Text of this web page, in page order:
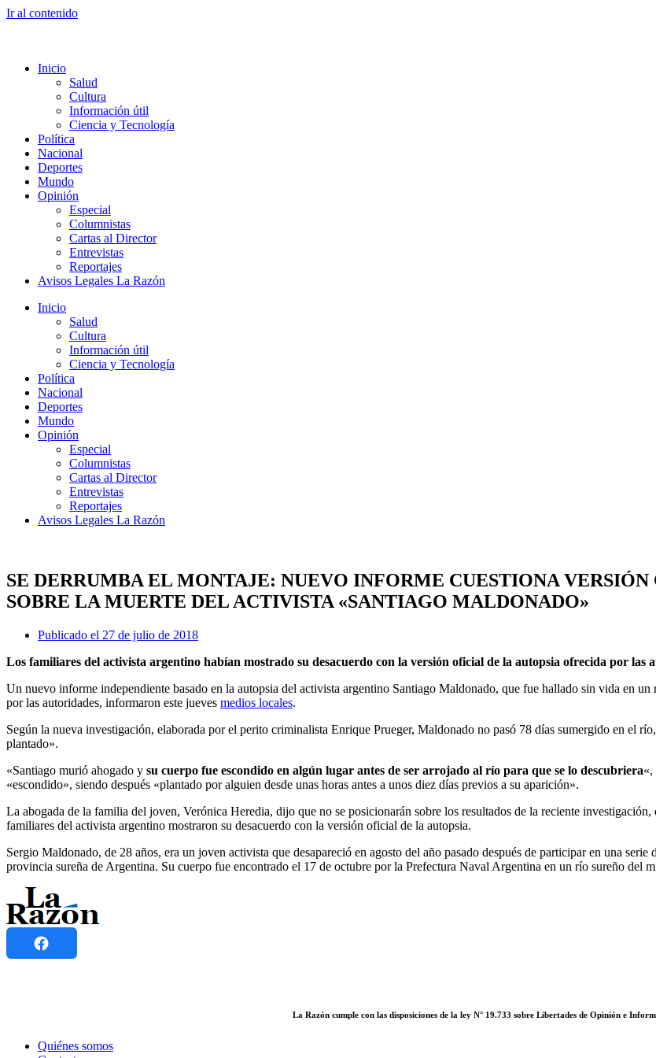
Ir al contenido
Inicio
Salud
Cultura
Información útil
Ciencia y Tecnología
Política
Nacional
Deportes
Mundo
Opinión
Especial
Columnistas
Cartas al Director
Entrevistas
Reportajes
Avisos Legales La Razón
Inicio
Salud
Cultura
Información útil
Ciencia y Tecnología
Política
Nacional
Deportes
Mundo
Opinión
Especial
Columnistas
Cartas al Director
Entrevistas
Reportajes
Avisos Legales La Razón
SE DERRUMBA EL MONTAJE: NUEVO INFORME CUESTIONA
SOBRE LA MUERTE DEL ACTIVISTA «SANTIAGO MALDONADO»
Publicado el 27 de julio de 2018
Los familiares del activista argentino habían mostrado su desacuerdo con la versión oficial de la autopsia ofrecida por las
Un nuevo informe independiente basado en la autopsia del activista argentino Santiago Maldonado, que fue hallado sin vida en
por las autoridades, informaron este jueves medios locales.
Según la nueva investigación, elaborada por el perito criminalista Enrique Prueger, Maldonado no pasó 78 días sumergido en el
plantado».
«Santiago murió ahogado y su cuerpo fue escondido en algún lugar antes de ser arrojado al río para que se lo descubriera«,
«escondido», siendo después «plantado por alguien desde unas horas antes a unos diez días previos a su aparición».
La abogada de la familia del joven, Verónica Heredia, dijo que no se posicionarán sobre los resultados de la reciente
familiares del activista argentino mostraron su desacuerdo con la versión oficial de la autopsia.
Sergio Maldonado, de 28 años, era un joven activista que desapareció en agosto del año pasado después de participar en una
provincia sureña de Argentina. Su cuerpo fue encontrado el 17 de octubre por la Prefectura Naval Argentina en un río sureño del
La Razón cumple con las disposiciones de la ley N° 19.733 sobre Libertades de Opinión e
Quiénes somos